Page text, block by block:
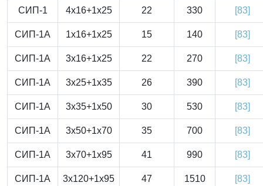
СИП-1 4x16+1x25 22 330 [83]
СИП-1А 1x16+1x25 15 140 [83]
СИП-1А 3x16+1x25 22 270 [83]
СИП-1А 3x25+1x35 26 390 [83]
СИП-1А 3x35+1x50 30 530 [83]
СИП-1А 3x50+1x70 35 700 [83]
СИП-1А 3x70+1x95 41 990 [83]
СИП-1А 3x120+1x95 47 1510 [83]